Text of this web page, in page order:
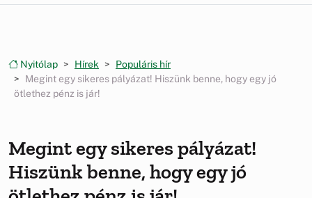
Nyitólap Hírek
Populáris hír
Megint egy sikeres pályázat! Hiszünk benne, hogy egy jó
ötlethez pénz is jár!
Megint egy sikeres pályázat!
Hiszünk benne, hogy egy jó